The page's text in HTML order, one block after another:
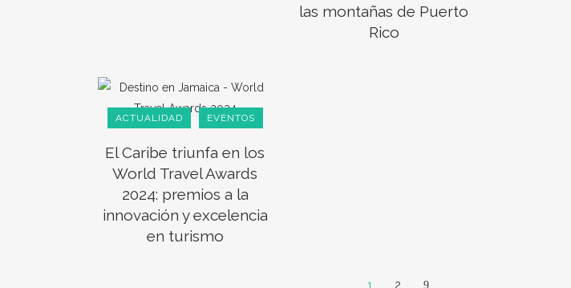
las montañas de Puerto
Rico
ACTUALIDAD EVENTOS
El Caribe triunfa en los
World Travel Awards
2024: premios a la
innovación y excelencia
en turismo
1 2